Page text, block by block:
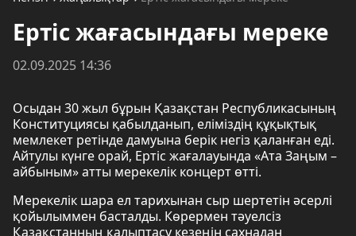
Ертіс жағасындағы мереке
02.09.2025 14:36
Осыдан 30 жыл бұрын Қазақстан Республикасының
Конституциясы қабылданып, еліміздің құқықтық
мемлекет ретінде дамуына берік негіз қаланған еді.
Айтулы күнге орай, Ертіс жағалауында «Ата Заңым –
айбыным» атты мерекелік концерт өтті.
Мерекелік шара ел тарихынан сыр шертетін әсерлі
қойылыммен басталды. Көрермен тәуелсіз
Қазақстанның қалыптасу кезеңін сахнадан